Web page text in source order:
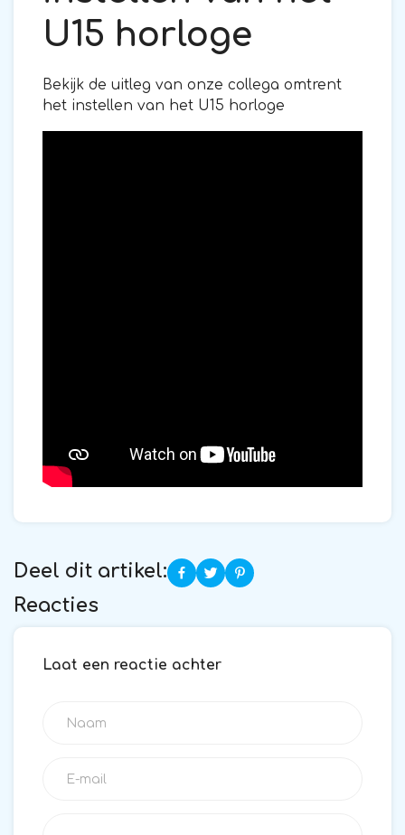
U15 horloge
Bekijk de uitleg van onze collega omtrent
het instellen van het U15 horloge
Reacties
Deel dit artikel:
Laat een reactie achter